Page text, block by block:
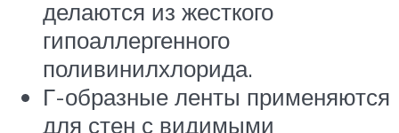
делаются из жесткого
гипоаллергенного
поливинилхлорида.
Г-образные ленты применяются
для стен с видимыми